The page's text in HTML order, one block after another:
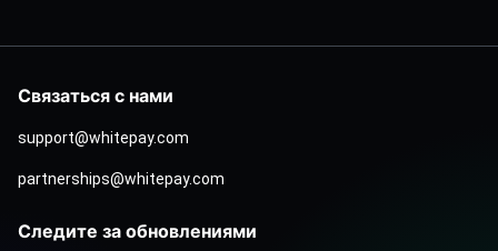
Связаться с нами
support@whitepay.com
partnerships@whitepay.com
Следите за обновлениями